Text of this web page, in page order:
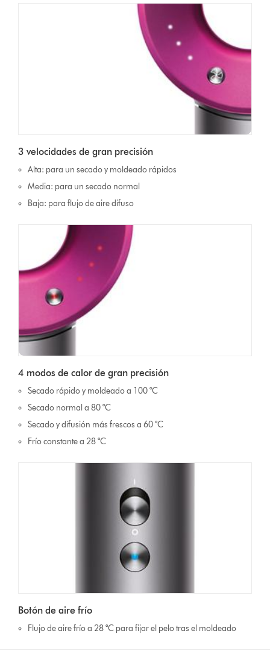
3 velocidades de gran precisión
Alta: para un secado y moldeado rápidos
Media: para un secado normal
Baja: para flujo de aire difuso
4 modos de calor de gran precisión
Secado rápido y moldeado a 100 °C
Secado normal a 80 °C
Secado y difusión más frescos a 60 °C
Frío constante a 28 °C
Botón de aire frío
Flujo de aire frío a 28 °C para fijar el pelo tras el moldeado